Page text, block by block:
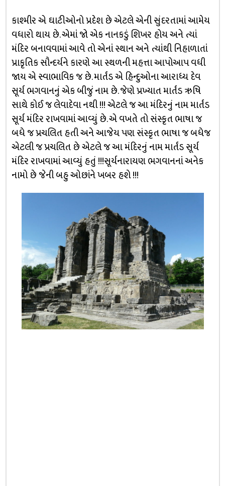
કાશ્મીર એ ઘાટીઓનો પ્રદેશ છે એટલે એની સુંદરતામાં આમેય
વધારો થાય છે. એમાં જો એક નાનકડું શિખર હોય અને ત્યાં
મંદિર બનાવવામાં આવે તો એનાં સ્થાન અને ત્યાંથી નિહાળાતાં
પ્રાકૃતિક સૌન્દર્યને કારણે આ સ્થળની મહત્તા આપોઆપ વધી
જાય એ સ્વાભાવિક જ છે. માર્તંડ એ હિન્દુઓના આરાધ્ય દેવ
સૂર્ય ભગવાનનું એક બીજું નામ છે. જેણે પ્રખ્યાત માર્તંડ ઋષિ
સાથે કોઈ જ લેવાદેવા નથી !!! એટલે જ આ મંદિરનું નામ માર્તંડ
સૂર્ય મંદિર રાખવામાં આવ્યું છે. એ વખતે તો સંસ્કૃત ભાષા જ
બધે જ પ્રચલિત હતી અને આજેય પણ સંસ્કૃત ભાષા જ બધેજ
એટલી જ પ્રચલિત છે એટલે જ આ મંદિરનું નામ માર્તંડ સૂર્ય
મંદિર રાખવામાં આવ્યું હતું !!!સૂર્યનારાયણ ભગવાનનાં અનેક
નામો છે જેની બહુ ઓછાંને ખબર હશે !!!